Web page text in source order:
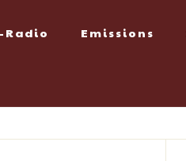
Radio Emissions